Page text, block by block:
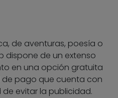
de aventuras, poesía o
dispone de un extenso
en una opción gratuita
pago que cuenta con
de evitar la publicidad.